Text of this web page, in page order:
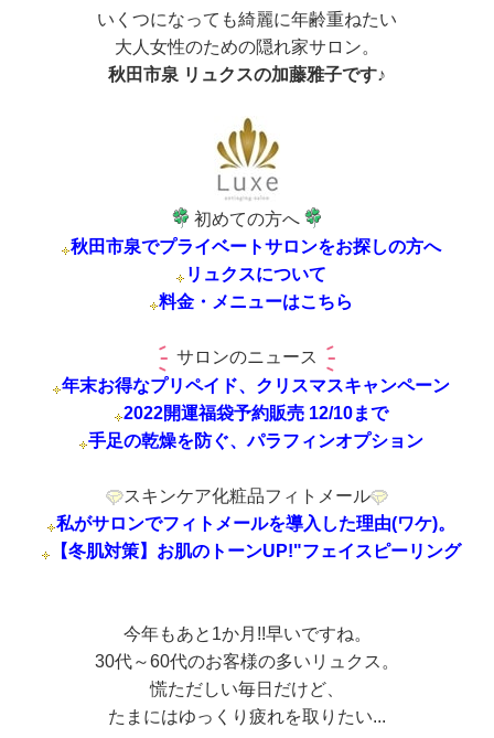
いくつになっても綺麗に年齢重ねたい
大人女性のための隠れ家サロン。
秋田市泉 リュクスの加藤雅子です♪
初めての方へ
秋田市泉でプライベートサロンをお探しの方へ
リュクスについて
料金・メニューはこちら
サロンのニュース
年末お得なプリペイド、クリスマスキャンペーン
2022開運福袋予約販売 12/10まで
手足の乾燥を防ぐ、パラフィンオプション
スキンケア化粧品フィトメール
私がサロンでフィトメールを導入した理由(ワケ)。
【冬肌対策】お肌のトーンUP!"フェイスピーリング
今年もあと1か月!!早いですね。
30代～60代のお客様の多いリュクス。
慌ただしい毎日だけど、
たまにはゆっくり疲れを取りたい...